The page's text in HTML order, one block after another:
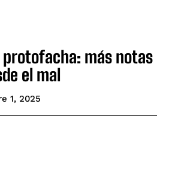
más notas
el mal
1, 2025